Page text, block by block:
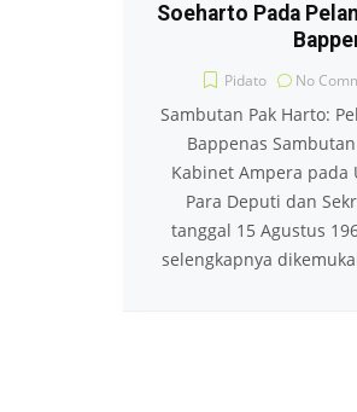
Soeharto Pada
Pidato No
Sambutan Pak Harto:
Bappenas
Kabinet Ampera pada
Para Deputi dan
tanggal 15 Agustus
selengkapnya